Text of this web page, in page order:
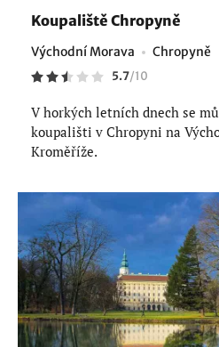
Koupaliště Chropyně
Východní Morava Chropyně
5.7/10
V horkých letních dnech se
koupališti v Chropyni na
Kroměříže.